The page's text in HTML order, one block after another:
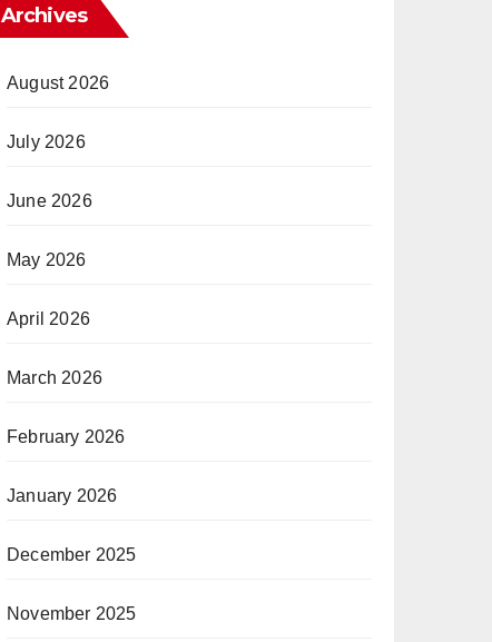
Archives
August 2026
July 2026
June 2026
May 2026
April 2026
March 2026
February 2026
January 2026
December 2025
November 2025